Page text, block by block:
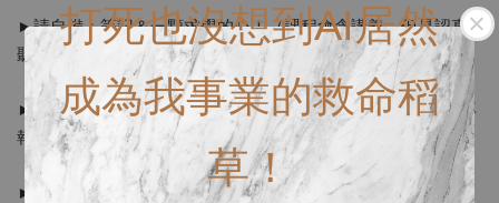
打死也沒想到AI居然
成為我事業的救命稻
草！
►請自備：筆記＆一顆求學的心！（課程會含講義，但是認真
聽最重要！不可錄影、拍照。可錄音！有強大ppt讓您秒懂）
►課程報名付款後開課2週前一概不退費，請確定好您的時間再
報名。
►不可攜帶：寵物、朋友、家人、另一半、小孩、多年不見老